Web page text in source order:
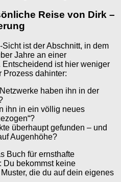
Reise von Dirk –
ist der Abschnitt, in dem
Jahre an einer
ist hier weniger
Prozess dahinter:
haben ihn in der
ihn in ein völlig neues
überhaupt gefunden – und
Augenhöhe?
Buch für ernsthafte
Du bekommst keine
die du auf dein eigenes